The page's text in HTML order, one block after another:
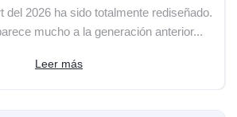
del 2026 ha sido totalmente rediseñado.
mucho a la generación anterior...
Leer más